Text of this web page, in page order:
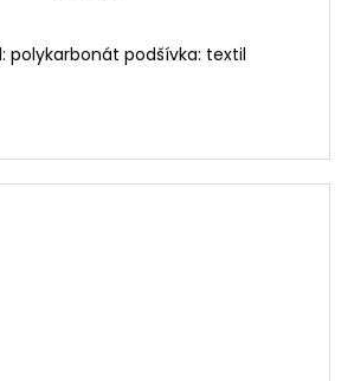
polykarbonát podšívka: textil